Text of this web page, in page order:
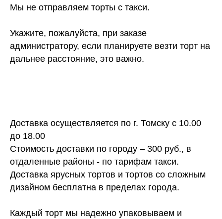
Мы не отправляем торты с такси.
Укажите, пожалуйста, при заказе
администратору, если планируете везти торт на
дальнее расстояние, это важно.
Доставка осуществляется по г. Томску с 10.00
до 18.00
Стоимость доставки по городу – 300 руб., в
отдаленные районы - по тарифам такси.
Доставка ярусных тортов и тортов со сложным
дизайном бесплатна в пределах города.
Каждый торт мы надежно упаковываем и